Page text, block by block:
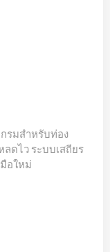
กรมสำหรับท่อง
ดไว ระบบเสถียร
อใหม่